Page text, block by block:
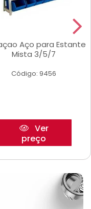
Aço para Estante
Mista 3/5/7
Código: 9456
Ver
preço